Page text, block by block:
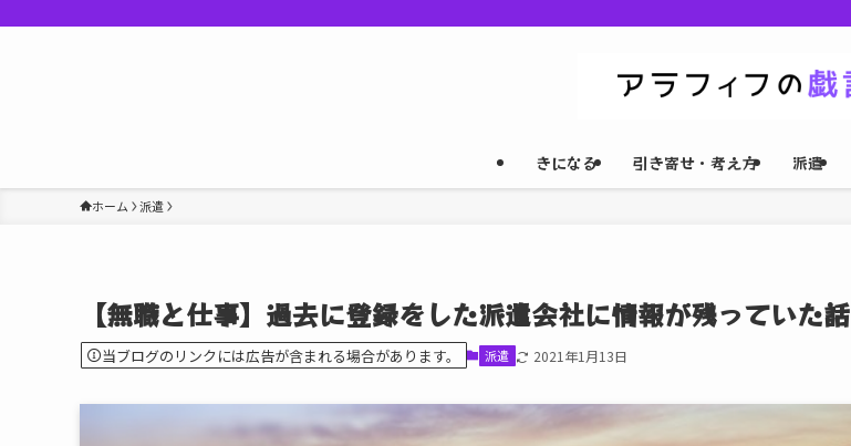
きになる 引き寄せ・考え方 派遣
ホーム 派遣
【無職と仕事】過去に登録をした派遣会社に情報が残っていた話
当ブログのリンクには広告が含まれる場合があります。 派遣 2021年1月13日